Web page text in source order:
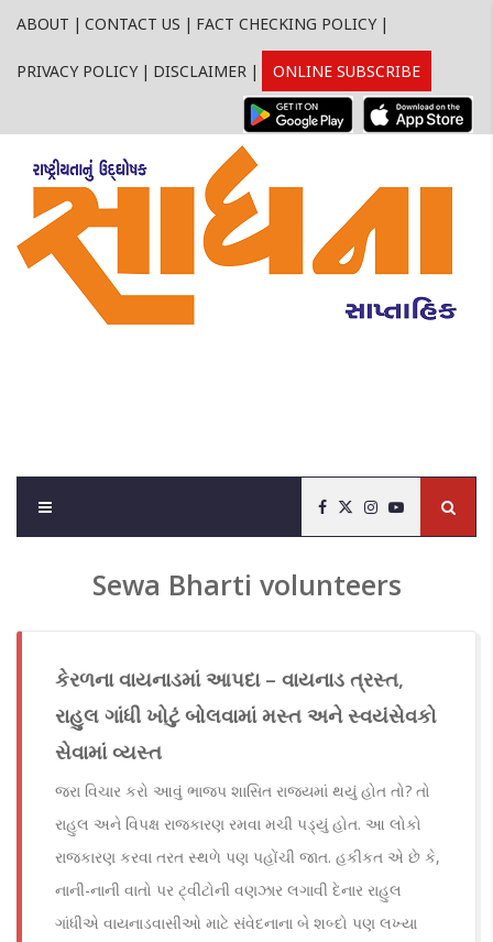
ABOUT | CONTACT US | FACT CHECKING POLICY |
PRIVACY POLICY | DISCLAIMER | ONLINE SUBSCRIBE
Sewa Bharti volunteers
કેરળના વાયનાડમાં આપદા – વાયનાડ ત્રસ્ત,
રાહુલ ગાંધી ખોટું બોલવામાં મસ્ત અને સ્વયંસેવકો
સેવામાં વ્યસ્ત
જરા વિચાર કરો આવું ભાજપ શાસિત રાજ્યમાં થયું હોત તો? તો
રાહુલ અને વિપક્ષ રાજકારણ રમવા મચી પડ્યું હોત. આ લોકો
રાજકારણ કરવા તરત સ્થળે પણ પહોંચી જાત. હકીકત એ છે કે,
નાની-નાની વાતો પર ટ્વીટોની વણઝાર લગાવી દેનાર રાહુલ
ગાંધીએ વાયનાડવાસીઓ માટે સંવેદનાના બે શબ્દો પણ લખ્યા